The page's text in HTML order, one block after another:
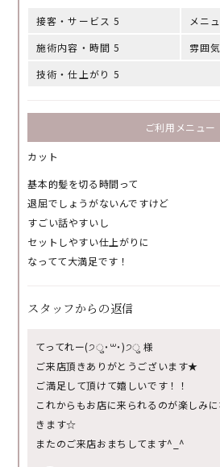
接客・サービス 5
メニ
施術内容・時間 5
雰囲
技術・仕上がり 5
ご利用メニュー
カット
基本的髪を切る時間って
退屈でしょうがないんですけど
すごい話やすいし
セットしやすい仕上がりに
なってて大満足です！
スタッフからの返信
てってれー(੭ु˙꒳​˙)੭ु 様
ご来店頂きありがとうございます★
ご満足して頂けて嬉しいです！！
これからもお店に来られるのが楽しみ
きます☆
またのご来店おまちしてます^_^